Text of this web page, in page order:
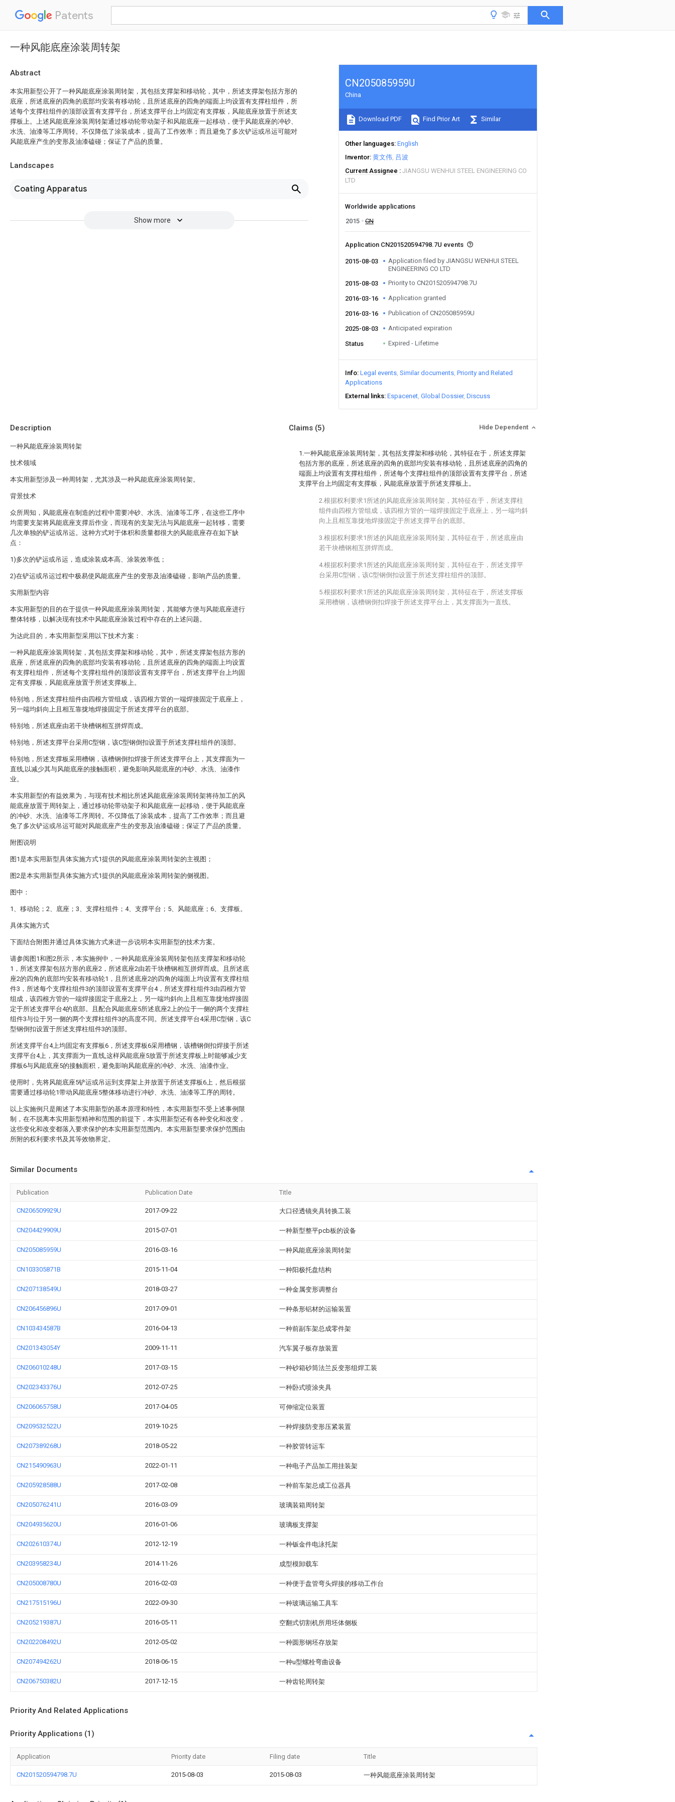
Patents
一种风能底座涂装周转架
Abstract
本实用新型公开了一种风能底座涂装周转架，其包括支撑架和移动轮，其中，所述支撑架包括方形的
底座，所述底座的四角的底部均安装有移动轮，且所述底座的四角的端面上均设置有支撑柱组件，所
述每个支撑柱组件的顶部设置有支撑平台，所述支撑平台上均固定有支撑板，风能底座放置于所述支
撑板上。上述风能底座涂装周转架通过移动轮带动架子和风能底座一起移动，便于风能底座的冲砂、
水洗、油漆等工序周转。不仅降低了涂装成本，提高了工作效率；而且避免了多次铲运或吊运可能对
风能底座产生的变形及油漆磕碰；保证了产品的质量。
Landscapes
Coating Apparatus
Show more
CN205085959U
China
Download PDF Find Prior Art Similar
Other languages English
Inventor 黄文伟 吕波
Current Assignee
JIANGSU WENHUI STEEL ENGINEERING CO
LTD
Worldwide applications
2015
CN
Application CN201520594798.7U events
2015-08-03
Application filed by JIANGSU WENHUI STEEL
ENGINEERING CO LTD
2015-08-03
Priority to CN201520594798.7U
2016-03-16 Application granted
2016-03-16 Publication of CN205085959U
2025-08-03 Anticipated expiration
Status Expired - Lifetime
Info Legal events Similar documents Priority and Related
Applications
External links Espacenet Global Dossier Discuss
Description
一种风能底座涂装周转架
技术领域
本实用新型涉及一种周转架，尤其涉及一种风能底座涂装周转架。
背景技术
众所周知，风能底座在制造的过程中需要冲砂、水洗、油漆等工序，在这些工序中
均需要支架将风能底座支撑后作业，而现有的支架无法与风能底座一起转移，需要
几次单独的铲运或吊运。这种方式对于体积和质量都很大的风能底座存在如下缺
点：
1)多次的铲运或吊运，造成涂装成本高、涂装效率低；
2)在铲运或吊运过程中极易使风能底座产生的变形及油漆磕碰，影响产品的质量。
实用新型内容
本实用新型的目的在于提供一种风能底座涂装周转架，其能够方便与风能底座进行
整体转移，以解决现有技术中风能底座涂装过程中存在的上述问题。
为达此目的，本实用新型采用以下技术方案：
一种风能底座涂装周转架，其包括支撑架和移动轮，其中，所述支撑架包括方形的
底座，所述底座的四角的底部均安装有移动轮，且所述底座的四角的端面上均设置
有支撑柱组件，所述每个支撑柱组件的顶部设置有支撑平台，所述支撑平台上均固
定有支撑板，风能底座放置于所述支撑板上。
特别地，所述支撑柱组件由四根方管组成，该四根方管的一端焊接固定于底座上，
另一端均斜向上且相互靠拢地焊接固定于所述支撑平台的底部。
特别地，所述底座由若干块槽钢相互拼焊而成。
特别地，所述支撑平台采用C型钢，该C型钢倒扣设置于所述支撑柱组件的顶部。
特别地，所述支撑板采用槽钢，该槽钢倒扣焊接于所述支撑平台上，其支撑面为一
直线,以减少其与风能底座的接触面积，避免影响风能底座的冲砂、水洗、油漆作
业。
本实用新型的有益效果为，与现有技术相比所述风能底座涂装周转架将待加工的风
能底座放置于周转架上，通过移动轮带动架子和风能底座一起移动，便于风能底座
的冲砂、水洗、油漆等工序周转。不仅降低了涂装成本，提高了工作效率；而且避
免了多次铲运或吊运可能对风能底座产生的变形及油漆磕碰；保证了产品的质量。
附图说明
图1是本实用新型具体实施方式1提供的风能底座涂装周转架的主视图；
图2是本实用新型具体实施方式1提供的风能底座涂装周转架的侧视图。
图中：
1、移动轮；2、底座；3、支撑柱组件；4、支撑平台；5、风能底座；6、支撑板。
具体实施方式
下面结合附图并通过具体实施方式来进一步说明本实用新型的技术方案。
请参阅图1和图2所示，本实施例中，一种风能底座涂装周转架包括支撑架和移动轮
1，所述支撑架包括方形的底座2，所述底座2由若干块槽钢相互拼焊而成。且所述底
座2的四角的底部均安装有移动轮1，且所述底座2的四角的端面上均设置有支撑柱组
件3，所述每个支撑柱组件3的顶部设置有支撑平台4，所述支撑柱组件3由四根方管
组成，该四根方管的一端焊接固定于底座2上，另一端均斜向上且相互靠拢地焊接固
定于所述支撑平台4的底部。且配合风能底座5所述底座2上的位于一侧的两个支撑柱
组件3与位于另一侧的两个支撑柱组件3的高度不同。所述支撑平台4采用C型钢，该C
型钢倒扣设置于所述支撑柱组件3的顶部。
所述支撑平台4上均固定有支撑板6，所述支撑板6采用槽钢，该槽钢倒扣焊接于所述
支撑平台4上，其支撑面为一直线,这样风能底座5放置于所述支撑板上时能够减少支
撑板6与风能底座5的接触面积，避免影响风能底座的冲砂、水洗、油漆作业。
使用时，先将风能底座5铲运或吊运到支撑架上并放置于所述支撑板6上，然后根据
需要通过移动轮1带动风能底座5整体移动进行冲砂、水洗、油漆等工序的周转。
以上实施例只是阐述了本实用新型的基本原理和特性，本实用新型不受上述事例限
制，在不脱离本实用新型精神和范围的前提下，本实用新型还有各种变化和改变，
这些变化和改变都落入要求保护的本实用新型范围内。本实用新型要求保护范围由
所附的权利要求书及其等效物界定。
Claims (5) Hide Dependent
1.一种风能底座涂装周转架，其包括支撑架和移动轮，其特征在于，所述支撑架
包括方形的底座，所述底座的四角的底部均安装有移动轮，且所述底座的四角的
端面上均设置有支撑柱组件，所述每个支撑柱组件的顶部设置有支撑平台，所述
支撑平台上均固定有支撑板，风能底座放置于所述支撑板上。
2.根据权利要求1所述的风能底座涂装周转架，其特征在于，所述支撑柱
组件由四根方管组成，该四根方管的一端焊接固定于底座上，另一端均斜
向上且相互靠拢地焊接固定于所述支撑平台的底部。
3.根据权利要求1所述的风能底座涂装周转架，其特征在于，所述底座由
若干块槽钢相互拼焊而成。
4.根据权利要求1所述的风能底座涂装周转架，其特征在于，所述支撑平
台采用C型钢，该C型钢倒扣设置于所述支撑柱组件的顶部。
5.根据权利要求1所述的风能底座涂装周转架，其特征在于，所述支撑板
采用槽钢，该槽钢倒扣焊接于所述支撑平台上，其支撑面为一直线。
Similar Documents
Publication Publication Date Title
CN206509929U 2017-09-22 大口径透镜夹具转换工装
CN204429909U 2015-07-01 一种新型整平pcb板的设备
CN205085959U 2016-03-16 一种风能底座涂装周转架
CN103305871B 2015-11-04 一种阳极托盘结构
CN207138549U 2018-03-27 一种金属变形调整台
CN206456896U 2017-09-01 一种条形铝材的运输装置
CN103434587B 2016-04-13 一种前副车架总成零件架
CN201343054Y 2009-11-11 汽车翼子板存放装置
CN206010248U 2017-03-15 一种砂箱砂筒法兰反变形组焊工装
CN202343376U 2012-07-25 一种卧式喷涂夹具
CN206065758U 2017-04-05 可伸缩定位装置
CN209532522U 2019-10-25 一种焊接防变形压紧装置
CN207389268U 2018-05-22 一种胶管转运车
CN215490963U 2022-01-11 一种电子产品加工用挂装架
CN205928588U 2017-02-08 一种前车架总成工位器具
CN205076241U 2016-03-09 玻璃装箱周转架
CN204935620U 2016-01-06 玻璃板支撑架
CN202610374U 2012-12-19 一种钣金件电泳托架
CN203958234U 2014-11-26 成型模卸载车
CN205008780U 2016-02-03 一种便于盘管弯头焊接的移动工作台
CN217515196U 2022-09-30 一种玻璃运输工具车
CN205219387U 2016-05-11 空翻式切割机所用坯体侧板
CN202208492U 2012-05-02 一种圆形钢坯存放架
CN207494262U 2018-06-15 一种u型螺栓弯曲设备
CN206750382U 2017-12-15 一种齿轮周转架
Priority And Related Applications
Priority Applications (1)
Application Priority date Filing date Title
CN201520594798.7U 2015-08-03 2015-08-03 一种风能底座涂装周转架